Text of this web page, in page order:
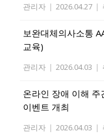
관리자 | 2026.04.27 |
보완대체의사소통
교육)
관리자 | 2026.04.03 |
온라인 장애 이해 주
이벤트 개최
관리자 | 2026.04.03 |